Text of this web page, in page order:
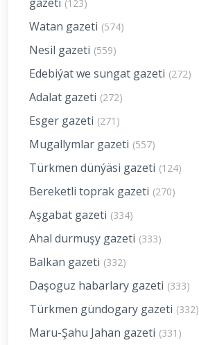
(123)
Watan gazeti (574)
Nesil gazeti (559)
Edebiýat we sungat gazeti (272)
Adalat gazeti (272)
Esger gazeti (271)
Mugallymlar gazeti (557)
Türkmen dünýäsi gazeti (124)
Bereketli toprak gazeti (270)
Aşgabat gazeti (334)
Ahal durmuşy gazeti (333)
Balkan gazeti (332)
Daşoguz habarlary gazeti (333)
Türkmen gündogary gazeti (332)
Maru-Şahu Jahan gazeti (331)